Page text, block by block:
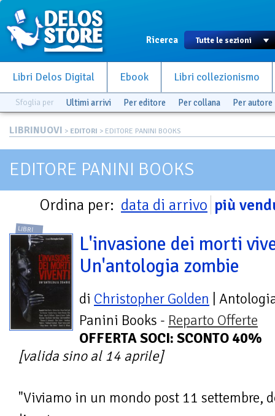
Ricerca
Libri Delos Digital Ebook Libri collezionismo
Sfoglia per Ultimi arrivi Per editore Per collana Per autore
LIBRINUOVI > EDITORI > EDITORE PANINI BOOKS
EDITORE PANINI BOOKS
Ordina per: data di arrivo più
LIBRI
L'invasione dei morti
Un'antologia zombie
di Christopher Golden |
Panini Books - Reparto Offerte
OFFERTA SOCI: SCONTO 40%
[valida sino al 14 aprile]
"Viviamo in un mondo post 11 settembre,